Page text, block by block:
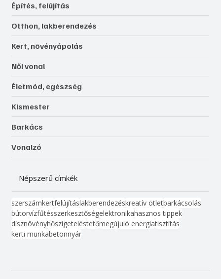
Építés, felújítás
Otthon, lakberendezés
Kert, növényápolás
Női vonal
Életmód, egészség
Kismester
Barkács
Vonalzó
Népszerű címkék
szerszámkertfelújításlakberendezéskreatív ötletbarkácsolás
bútorvízfűtésszerkesztőségelektronikahasznos tippek
dísznövényhőszigeteléstetőmegújuló energiatisztítás
kerti munkabetonnyár